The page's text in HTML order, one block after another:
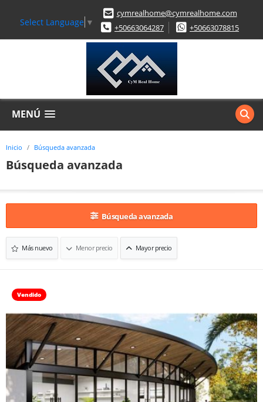
Select Language ▼
cymrealhome@cymrealhome.com
+50663064287
+50663078815
MENÚ
Inicio Búsqueda avanzada
Búsqueda avanzada
Búsqueda avanzada
Más nuevo Menor precio Mayor precio
Vendido